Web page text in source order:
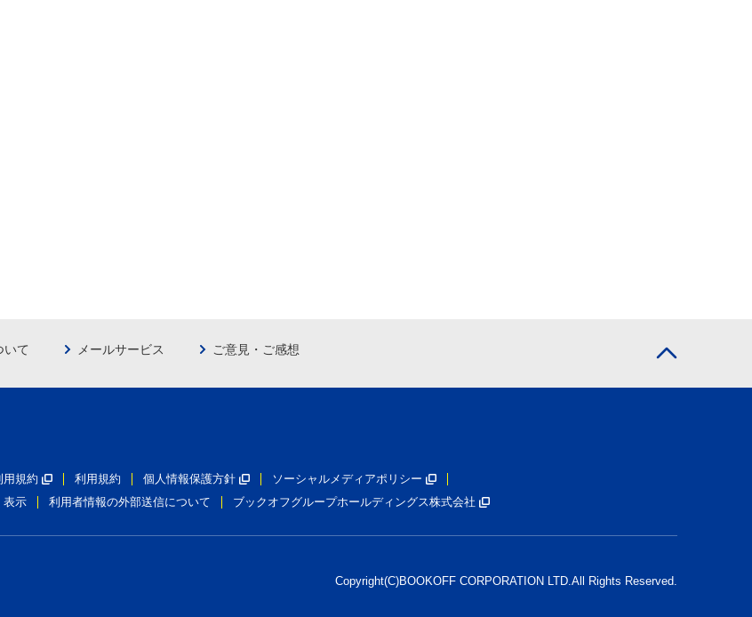
いて メールサービス ご意見・ご感想
用規約 利用規約 個人情報保護方針
ソーシャルメディアポリシー
表示 利用者情報の外部送信について ブックオフグループホールディングス株式会社
Copyright(C)BOOKOFF CORPORATION LTD.All Rights Reserved.